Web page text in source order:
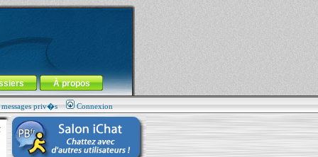
À propos
priv�s Connexion